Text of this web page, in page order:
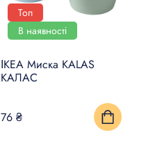
Топ
В наявності
ІКЕА Миска KALAS
КАЛАС
76 ₴